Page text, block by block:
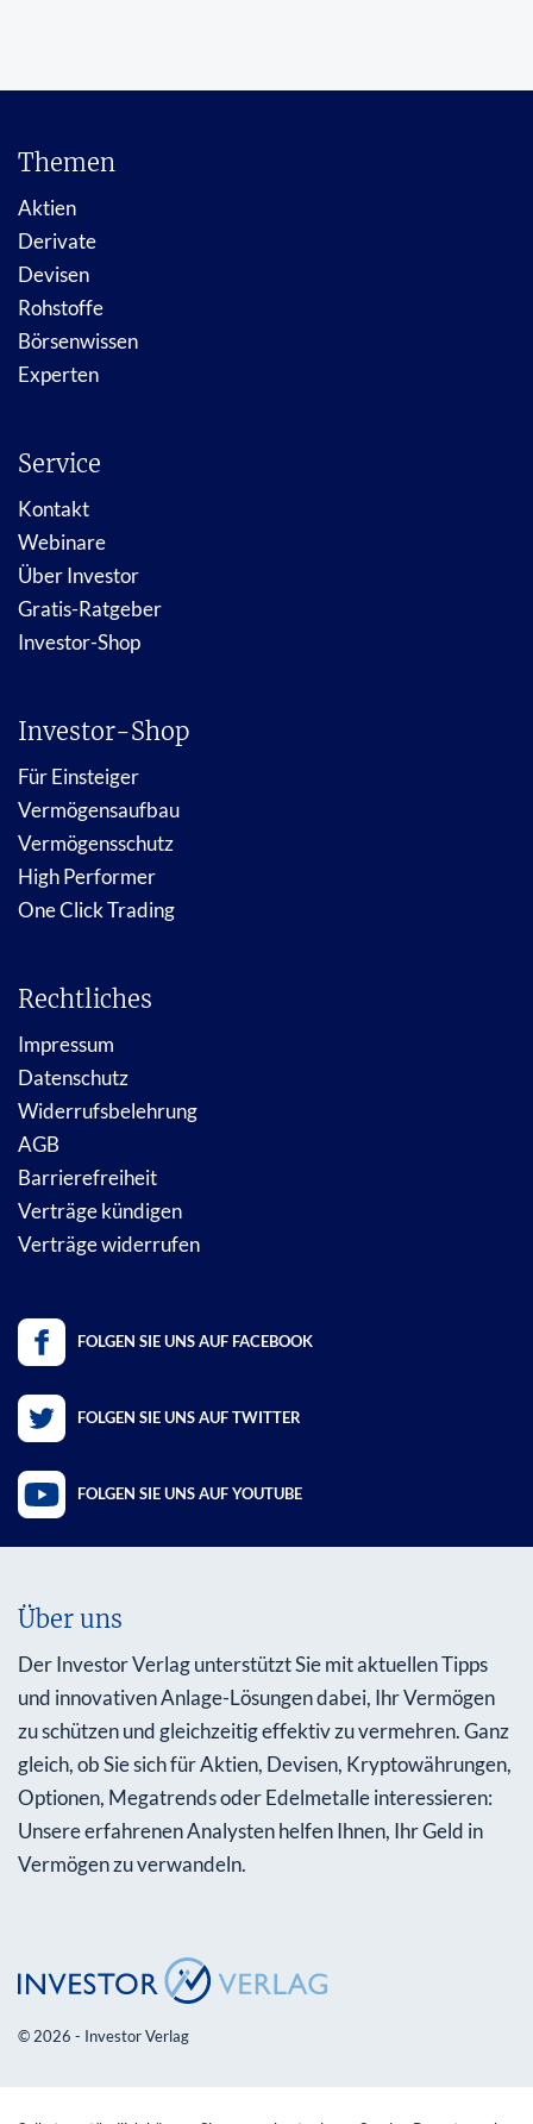
Themen
Aktien
Derivate
Devisen
Rohstoffe
Börsenwissen
Experten
Service
Kontakt
Webinare
Über Investor
Gratis-Ratgeber
Investor-Shop
Investor-Shop
Für Einsteiger
Vermögensaufbau
Vermögensschutz
High Performer
One Click Trading
Rechtliches
Impressum
Datenschutz
Widerrufsbelehrung
AGB
Barrierefreiheit
Verträge kündigen
Verträge widerrufen
FOLGEN SIE UNS AUF FACEBOOK
FOLGEN SIE UNS AUF TWITTER
FOLGEN SIE UNS AUF YOUTUBE
Über uns
Der Investor Verlag unterstützt Sie mit aktuellen Tipps
und innovativen Anlage-Lösungen dabei, Ihr Vermögen
zu schützen und gleichzeitig effektiv zu vermehren. Ganz
gleich, ob Sie sich für Aktien, Devisen, Kryptowährungen,
Optionen, Megatrends oder Edelmetalle interessieren:
Unsere erfahrenen Analysten helfen Ihnen, Ihr Geld in
Vermögen zu verwandeln.
© 2026 - Investor Verlag